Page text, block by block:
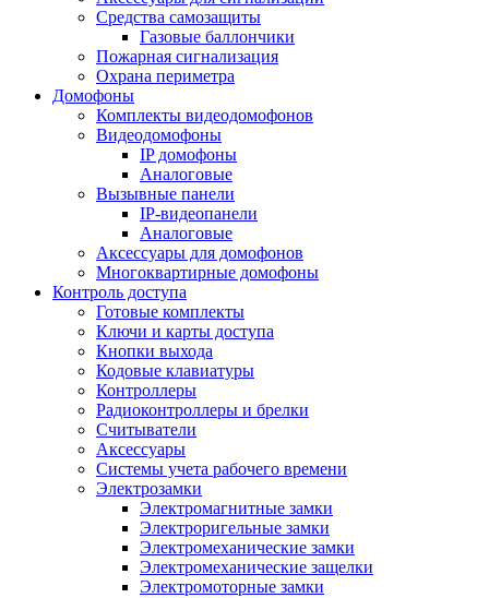
Средства самозащиты
Газовые баллончики
Пожарная сигнализация
Охрана периметра
Домофоны
Комплекты видеодомофонов
Видеодомофоны
IP домофоны
Аналоговые
Вызывные панели
IP-видеопанели
Аналоговые
Аксессуары для домофонов
Многоквартирные домофоны
Контроль доступа
Готовые комплекты
Ключи и карты доступа
Кнопки выхода
Кодовые клавиатуры
Контроллеры
Радиоконтроллеры и брелки
Считыватели
Аксессуары
Системы учета рабочего времени
Электрозамки
Электромагнитные замки
Электроригельные замки
Электромеханические замки
Электромеханические защелки
Электромоторные замки